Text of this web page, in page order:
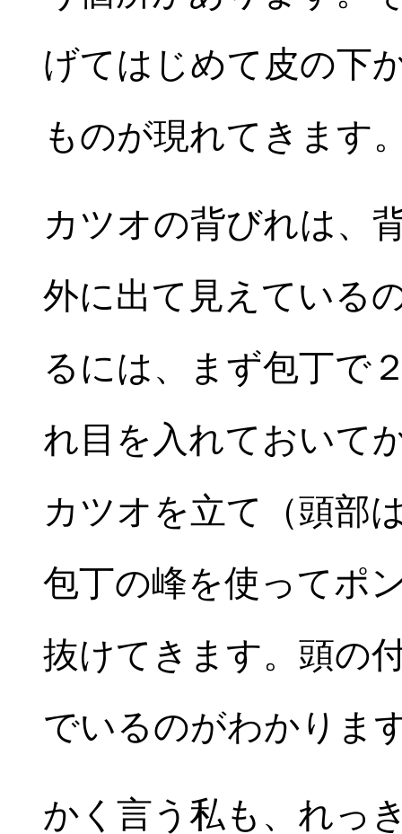
げてはじめて皮の下
ものが現れてきます
カツオの背びれは、
外に出て見えている
るには、まず包丁で
れ目を入れておいて
カツオを立て（頭部
包丁の峰を使ってポ
抜けてきます。頭の
でいるのがわかりま
かく言う私も、れっ